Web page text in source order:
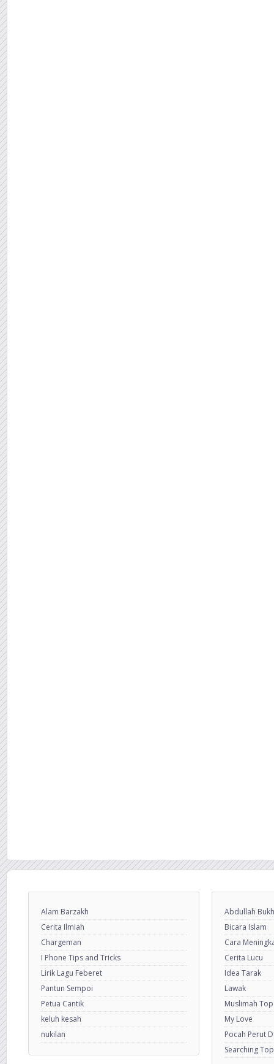
Alam Barzakh
Cerita Ilmiah
Chargeman
I Phone Tips and Tricks
Lirik Lagu Feberet
Pantun Sempoi
Petua Cantik
keluh kesah
nukilan
Abdullah
Bicara Islam
Cara
Cerita Lucu
Idea Tarak
Lawak
Muslimah
My Love
Pocah Perut
Searching